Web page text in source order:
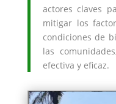
actores claves
mitigar los
condiciones de
las
efectiva y eficaz.